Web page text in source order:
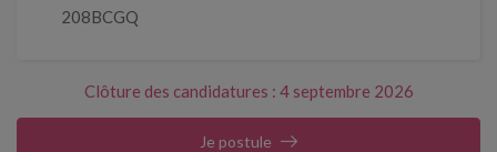
208BCGQ
Clôture des candidatures : 4 septembre 2026
Je postule